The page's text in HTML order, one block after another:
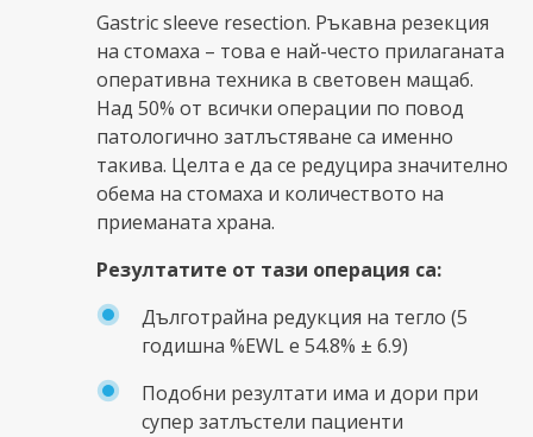
Gastric sleeve resection. Ръкавна резекция
на стомаха – това е най-често прилаганата
оперативна техника в световен мащаб.
Над 50% от всички операции по повод
патологично затлъстяване са именно
такива. Целта е да се редуцира значително
обема на стомаха и количеството на
приеманата храна.
Резултатите от тази операция са:
Дълготрайна редукция на тегло (5
годишна %EWL е 54.8% ± 6.9)
Подобни резултати има и дори при
супер затлъстели пациенти